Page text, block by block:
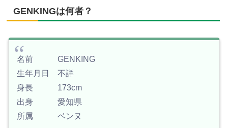
GENKINGは何者？
名前 GENKING
生年月日 不詳
身長 173cm
出身 愛知県
所属 ベンヌ